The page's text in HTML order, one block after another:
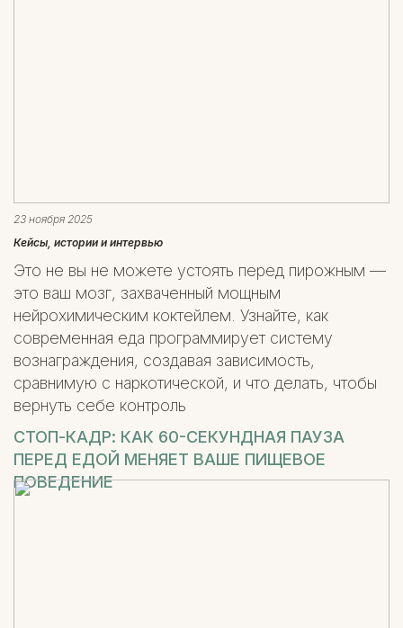
23 ноября 2025
Кейсы, истории и интервью
Это не вы не можете устоять перед пирожным —
это ваш мозг, захваченный мощным
нейрохимическим коктейлем. Узнайте, как
современная еда программирует систему
вознаграждения, создавая зависимость,
сравнимую с наркотической, и что делать, чтобы
вернуть себе контроль
СТОП-КАДР: КАК 60-СЕКУНДНАЯ ПАУЗА
ПЕРЕД ЕДОЙ МЕНЯЕТ ВАШЕ ПИЩЕВОЕ
ПОВЕДЕНИЕ